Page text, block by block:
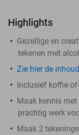
Highlights
Gezellige en
tekenen met
Zie hier de
Inclusief koffie of
Maak kennis
prachtig werk
Maak 2